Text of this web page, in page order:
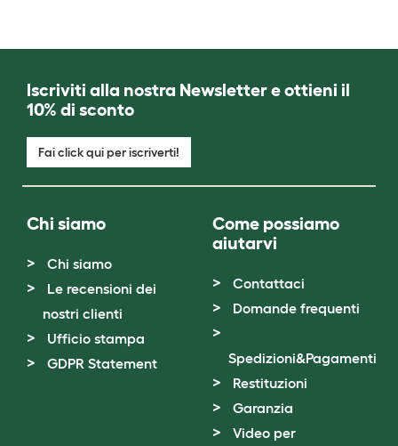
Iscriviti alla nostra Newsletter e ottieni il
10% di sconto
Fai click qui per iscriverti!
Chi siamo
Chi siamo
Le recensioni dei
nostri clienti
Ufficio stampa
GDPR Statement
Come possiamo
aiutarvi
Contattaci
Domande frequenti
Spedizioni&Pagamenti
Restituzioni
Garanzia
Video per